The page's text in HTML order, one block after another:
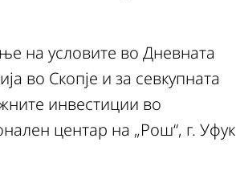
на условите во Дневната
во Скопје и за севкупната
инвестиции во
центар на „Рош“, г. Уфук